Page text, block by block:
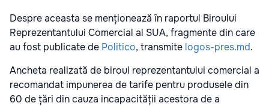
Despre aceasta se menționează în raportul Biroului
Reprezentantului Comercial al SUA, fragmente din care
au fost publicate de Politico, transmite logos-pres.md.
Ancheta realizată de biroul reprezentantului comercial a
recomandat impunerea de tarife pentru produsele din
60 de țări din cauza incapacității acestora de a